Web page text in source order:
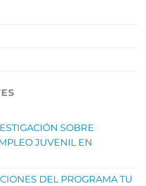
SOBRE
JUVENIL EN
DEL PROGRAMA TU